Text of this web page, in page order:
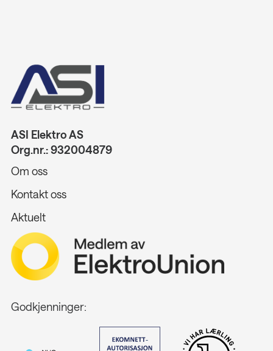
ASI Elektro AS
Org.nr.: 932004879
Om oss
Kontakt oss
Aktuelt
Godkjenninger: